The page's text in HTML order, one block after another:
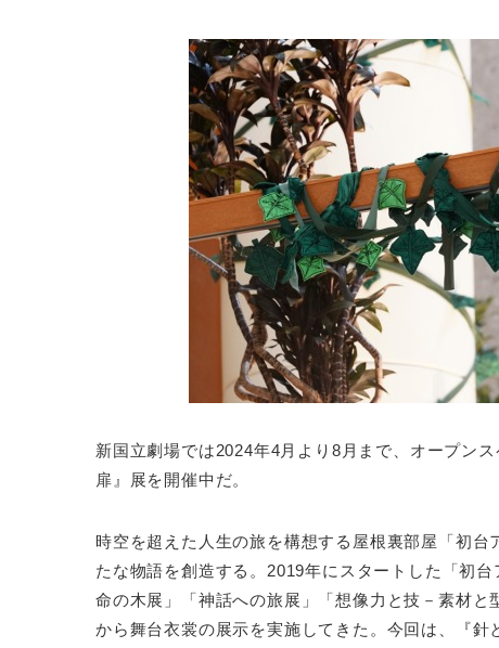
新国立劇場では2024年4月より8月まで、オープン
扉』展を開催中だ。
時空を超えた人生の旅を構想する屋根裏部屋「初
たな物語を創造する。2019年にスタートした「初
命の木展」「神話への旅展」「想像力と技－素材
から舞台衣裳の展示を実施してきた。今回は、『